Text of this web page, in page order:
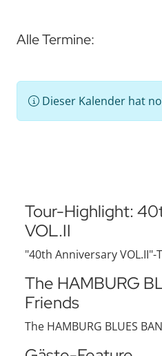
Alle Termine:
Dieser Kalender hat
Tour-Highlight:
VOL.II
"40th Anniversary VOL.II"-
The HAMBURG
Friends
The HAMBURG BLUES